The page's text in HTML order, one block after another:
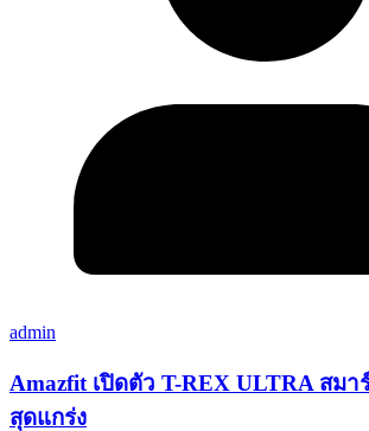
admin
Amazfit เปิดตัว T-REX ULTRA สมา
สุดแกร่ง